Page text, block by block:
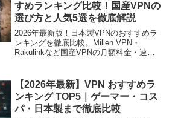
すめランキング比較！国産VPNの
選び方と人気5選を徹底解説
2026年最新版！日本製VPNのおすすめラ
ンキングを徹底比較。Millen VPN・
Rakulinkなど国産VPNの月額料金・速
【2026年最新】VPN おすすめラ
ンキング TOP5｜ゲーマー・コス
パ・日本製まで徹底比較